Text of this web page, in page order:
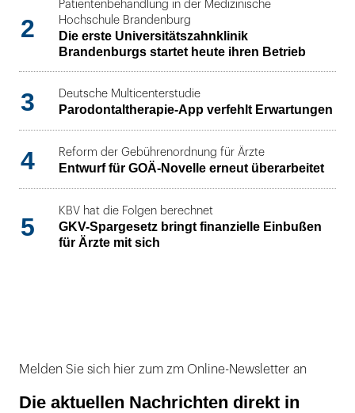
2
Patientenbehandlung in der Medizinische
Hochschule Brandenburg
Die erste Universitätszahnklinik
Brandenburgs startet heute ihren Betrieb
3 Deutsche Multicenterstudie
Parodontaltherapie-App verfehlt Erwartungen
4 Reform der Gebührenordnung für Ärzte
Entwurf für GOÄ-Novelle erneut überarbeitet
5
KBV hat die Folgen berechnet
GKV-Spargesetz bringt finanzielle Einbußen
für Ärzte mit sich
Melden Sie sich hier zum zm Online-Newsletter an
Die aktuellen Nachrichten direkt in